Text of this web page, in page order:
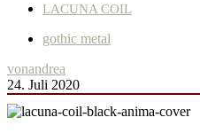
LACUNA COIL
gothic metal
vonandrea
24. Juli 2020